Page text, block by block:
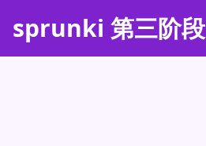
sprunki 第三阶段